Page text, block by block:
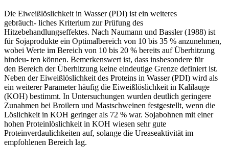
Die Eiweißlöslichkeit in Wasser (PDI) ist ein weiteres
gebräuch- liches Kriterium zur Prüfung des
Hitzebehandlungseffektes. Nach Naumann und Bassler (1988) ist
für Sojaprodukte ein Optimalbereich von 10 bis 35 % anzunehmen,
wobei Werte im Bereich von 10 bis 20 % bereits auf Überhitzung
hindeu- ten können. Bemerkenswert ist, dass insbesondere für
den Bereich der Überhitzung keine eindeutige Grenze definiert ist.
Neben der Eiweißlöslichkeit des Proteins in Wasser (PDI) wird als
ein weiterer Parameter häufig die Eiweißlöslichkeit in Kalilauge
(KOH) bestimmt. In Untersuchungen wurden deutlich geringere
Zunahmen bei Broilern und Mastschweinen festgestellt, wenn die
Löslichkeit in KOH geringer als 72 % war. Sojabohnen mit einer
hohen Proteinlöslichkeit in KOH wiesen sehr gute
Proteinverdaulichkeiten auf, solange die Ureaseaktivität im
empfohlenen Bereich lag.